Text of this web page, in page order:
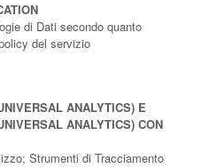
di Dati secondo quanto
del servizio
ANALYTICS) E
ANALYTICS) CON
Strumenti di Tracciamento